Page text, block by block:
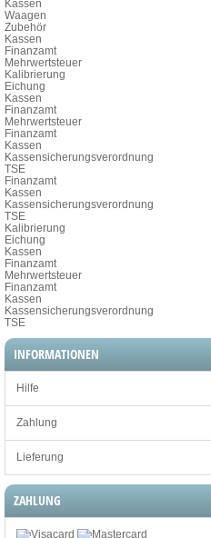
Kassen
Waagen
Zubehör
Kassen
Finanzamt
Mehrwertsteuer
Kalibrierung
Eichung
Kassen
Finanzamt
Mehrwertsteuer
Finanzamt
Kassen
Kassensicherungsverordnung
TSE
Finanzamt
Kassen
Kassensicherungsverordnung
TSE
Kalibrierung
Eichung
Kassen
Finanzamt
Mehrwertsteuer
Finanzamt
Kassen
Kassensicherungsverordnung
TSE
INFORMATIONEN
Hilfe
Zahlung
Lieferung
ZAHLUNG